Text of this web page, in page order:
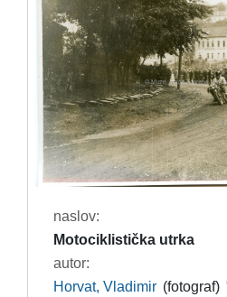
naslov:
Motociklistička utrka
autor:
Horvat, Vladimir (fotograf)